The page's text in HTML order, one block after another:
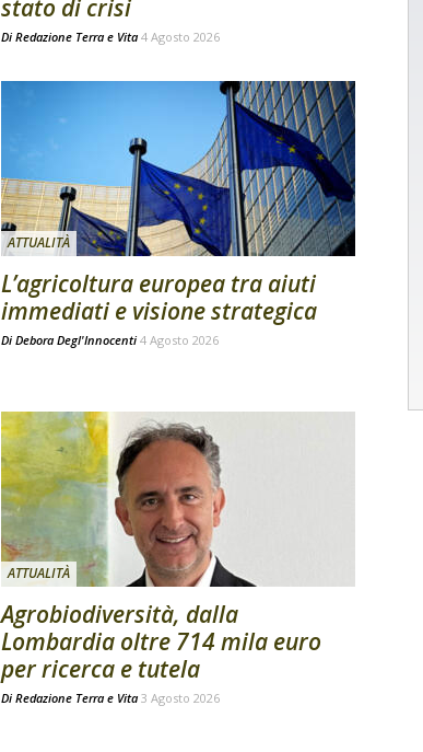
stato di crisi
Di Redazione Terra e Vita 4 Agosto 2026
ATTUALITÀ
L’agricoltura europea tra aiuti
immediati e visione strategica
Di Debora Degl'Innocenti 4 Agosto 2026
ATTUALITÀ
Agrobiodiversità, dalla
Lombardia oltre 714 mila euro
per ricerca e tutela
Di Redazione Terra e Vita 3 Agosto 2026